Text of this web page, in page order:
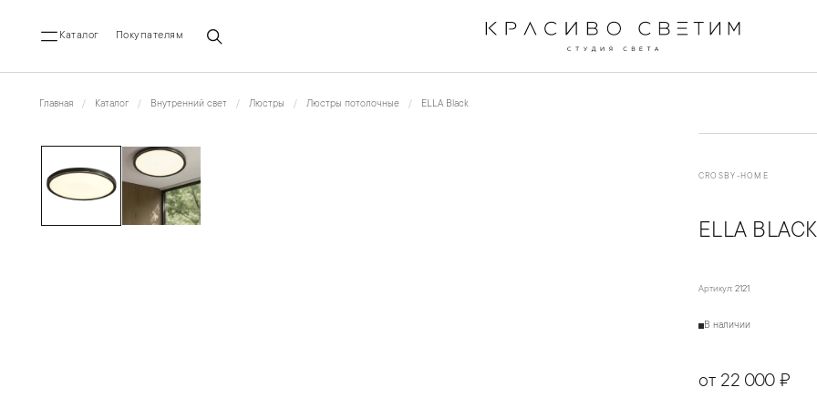
Каталог Покупателям
Главная Каталог Внутренний свет Люстры Люстры потолочные ELLA Black
CROSBY-HOME
ELLA BLACK
Артикул: 2121
В наличии
от 22 000 ₽